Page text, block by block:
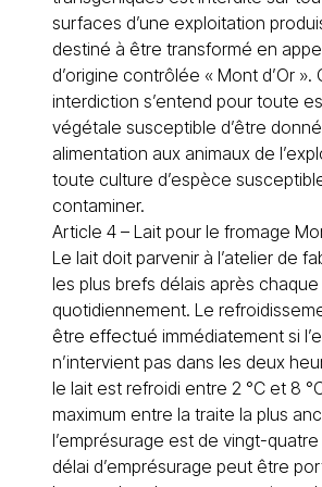
surfaces d’une exploitation
destiné à être transformé en
d’origine contrôlée « Mont d’Or ».
interdiction s’entend pour toute
végétale susceptible d’être
alimentation aux animaux de
toute culture d’espèce
contaminer.
Article 4 – Lait pour le fromage
Le lait doit parvenir à l’atelier de
les plus brefs délais après
quotidiennement. Le
être effectué immédiatement si
n’intervient pas dans les deux
le lait est refroidi entre 2 °C et 8
maximum entre la traite la plus
l’emprésurage est de vingt-
délai d’emprésurage peut être